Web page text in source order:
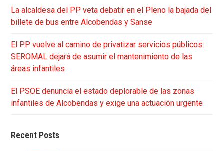
La alcaldesa del PP veta debatir en el Pleno la bajada del
billete de bus entre Alcobendas y Sanse
El PP vuelve al camino de privatizar servicios públicos:
SEROMAL dejará de asumir el mantenimiento de las
áreas infantiles
El PSOE denuncia el estado deplorable de las zonas
infantiles de Alcobendas y exige una actuación urgente
Recent Posts